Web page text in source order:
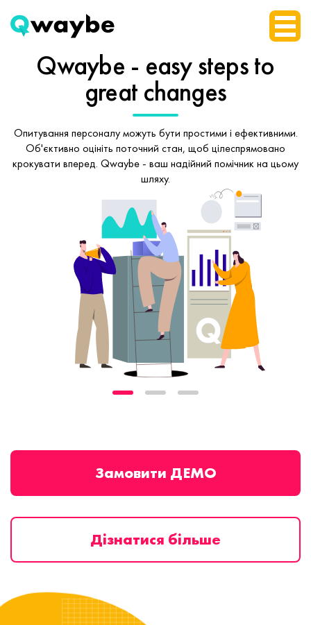
Qwaybe - easy stepsto
great changes
Опитування персоналу можуть бути простими і ефективними.
Об'єктивно оцініть поточний стан, щоб цілеспрямовано
крокувати вперед. Qwaybe - ваш надійний помічник на цьому
шляху.
Замовити ДЕМО
Дізнатися більше